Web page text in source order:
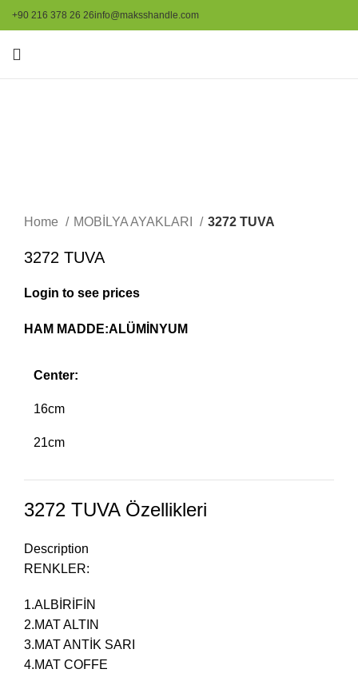
+90 216 378 26 26info@maksshandle.com
Home MOBİLYA AYAKLARI 3272 TUVA
3272 TUVA
Login to see prices
HAM MADDE:ALÜMİNYUM
Center:
16cm
21cm
3272 TUVA Özellikleri
Description
RENKLER:
1.ALBİRİFİN
2.MAT ALTIN
3.MAT ANTİK SARI
4.MAT COFFE